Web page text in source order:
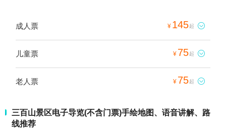
成人票 ¥ 145起 
儿童票 ¥ 75起 
老人票 ¥ 75起 
三百山景区电子导览(不含门票)手绘地图、语音讲解、路
线推荐